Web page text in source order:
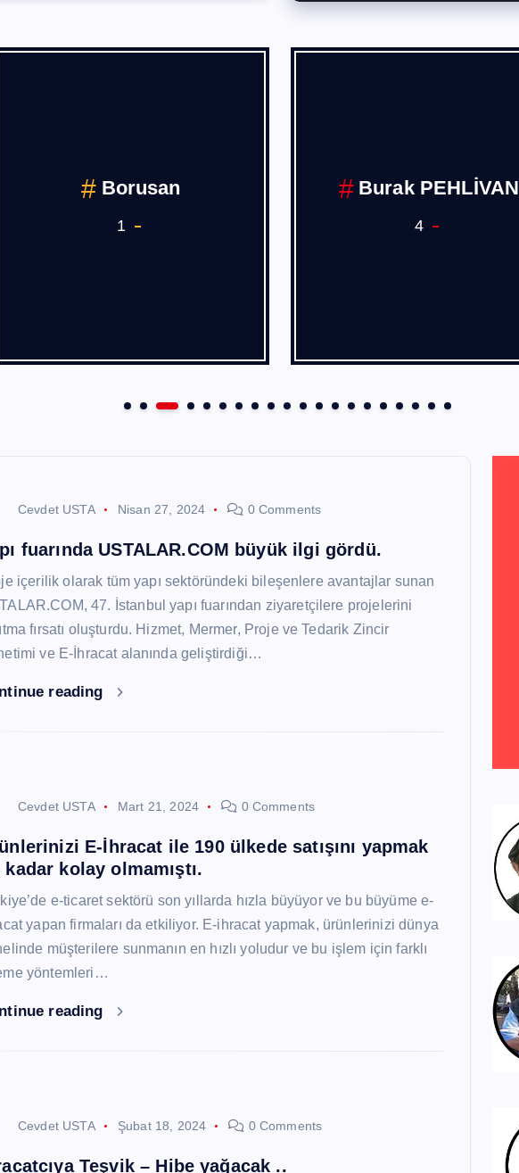
Borusan
1
Burak PEHLİVAN
4
Cevdet USTA Nisan 27, 2024 0 Comments
fuarında USTALAR.COM büyük ilgi gördü.
içerilik olarak tüm yapı sektöründeki bileşenlere avantajlar sunan
47. İstanbul yapı fuarından ziyaretçilere projelerini
fırsatı oluşturdu. Hizmet, Mermer, Proje ve Tedarik Zincir
ve E-İhracat alanında geliştirdiği…
reading
Cevdet USTA Mart 21, 2024 0 Comments
E-İhracat ile 190 ülkede satışını yapmak
kadar kolay olmamıştı.
e-ticaret sektörü son yıllarda hızla büyüyor ve bu büyüme e-
yapan firmaları da etkiliyor. E-ihracat yapmak, ürünlerinizi dünya
müşterilere sunmanın en hızlı yoludur ve bu işlem için farklı
yöntemleri…
reading
Cevdet USTA Şubat 18, 2024 0 Comments
Teşvik – Hibe yağacak ..